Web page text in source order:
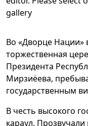
gallery
Во «Дворце
торжественная
Президента
Мирзиёева,
государственным
В честь высокого
караул.